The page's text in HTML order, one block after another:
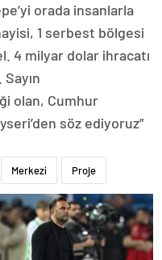
orada insanlarla
1 serbest bölgesi
4 milyar dolar ihracatı
olan, Cumhur
söz ediyoruz”
Merkezi Proje